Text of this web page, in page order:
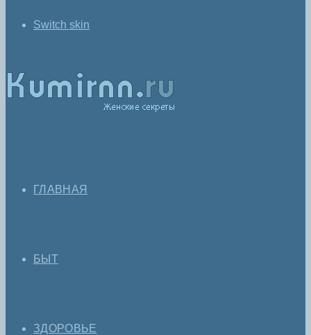
Switch skin
ГЛАВНАЯ
БЫТ
ЗДОРОВЬЕ